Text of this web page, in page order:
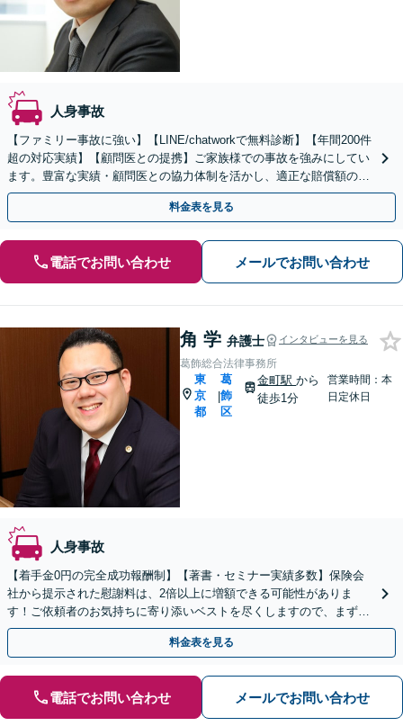
人身事故
【ファミリー事故に強い】【LINE/chatworkで無料診断】【年間200件
超の対応実績】【顧問医との提携】ご家族様での事故を強みにしてい
ます。豊富な実績・顧問医との協力体制を活かし、適正な賠償額の獲
得をサポートします。
料金表を見る
電話でお問い合わせ メールでお問い合わせ
角 学 弁護士 インタビューを見る
葛飾総合法律事務所
東
京
都
|
葛
飾
区
金町駅から
徒歩1分
営業時間：本
日定休日
人身事故
【着手金0円の完全成功報酬制】【著書・セミナー実績多数】保険会
社から提示された慰謝料は、2倍以上に増額できる可能性がありま
す！ご依頼者のお気持ちに寄り添いベストを尽くしますので、まずは
ご相談ください【金町駅徒歩1分】【初回面談30分無料】
料金表を見る
電話でお問い合わせ メールでお問い合わせ